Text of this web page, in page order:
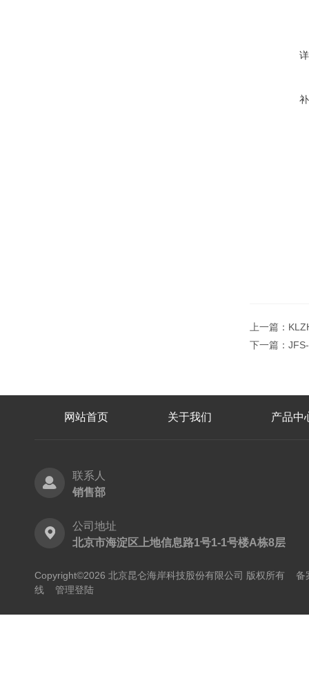
上一篇：
下一篇：
网站首页 关于我们 产品中
联系人
销售部
公司地址
北京市海淀区上地信息路1号1-1号楼A栋8层
Copyright©2026 北京昆仑海岸科技股份有限公司 版权所有 备
线
管理登陆